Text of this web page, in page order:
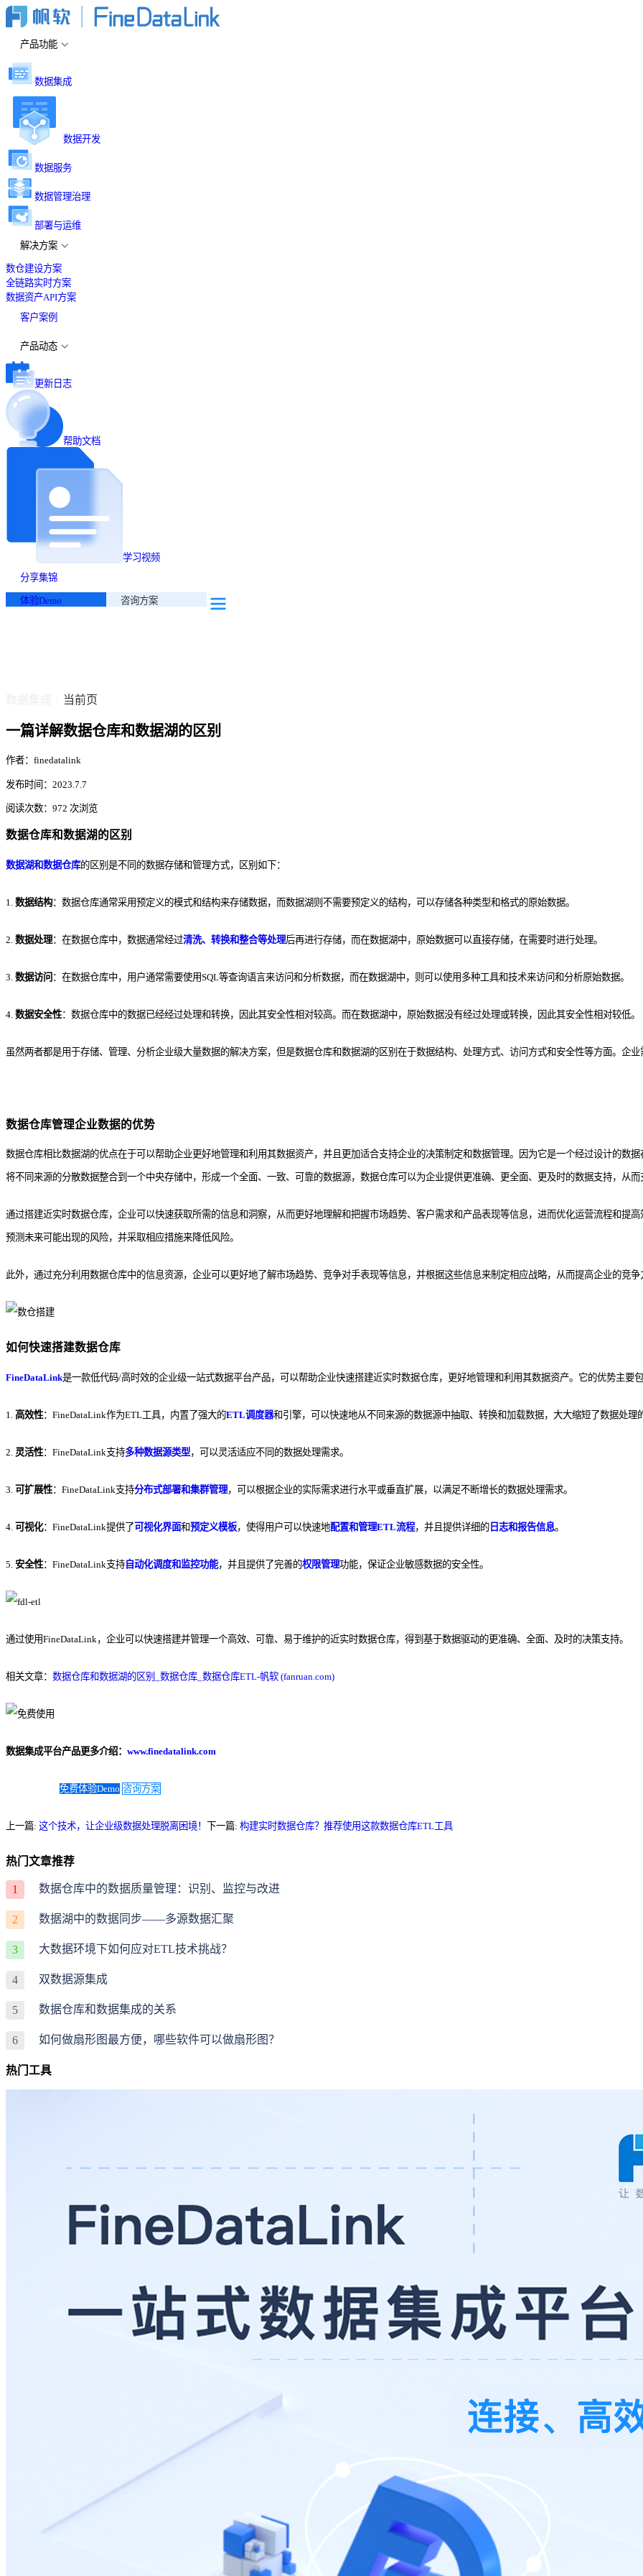
产品功能
数据集成
数据开发
数据服务
数据管理治理
部署与运维
解决方案
数仓建设方案
全链路实时方案
数据资产API方案
客户案例
产品动态
更新日志
帮助文档
学习视频
分享集锦
体验Demo 咨询方案
当前页
一篇详解数据仓库和数据湖的区别
作者：finedatalink
发布时间：2023.7.7
阅读次数：972 次浏览
数据仓库和数据湖的区别
数据湖和数据仓库的区别是不同的数据存储和管理方式，区别如下：
1. 数据结构：数据仓库通常采用预定义的模式和结构来存储数据，而数据湖则不需要预定义的结构，可以存储各种类型和格式的原始数据。
2. 数据处理：在数据仓库中，数据通常经过清洗、转换和整合等处理后再进行存储，而在数据湖中，原始数据可以直接存储，在需要时进行处理。
3. 数据访问 ：在数据仓库中，用户通常需要使用SQL等查询语言来访问和分析数据，而在数据湖中，则可以使用多种工具和技术来访问和分析原始数据。
4. 数据安全性：数据仓库中的数据已经经过处理和转换，因此其安全性相对较高。而在数据湖中，原始数据没有经过处理或转换，因此其安全性相对较低。
虽然两者都是用于存储、管理、分析企业级大量数据的解决方案，但是数据仓库和数据湖的区别在于数据结构、处理方式、访问方式和安全性等方面。企
数据仓库管理企业数据的优势
数据仓库相比数据湖的优点在于可以帮助企业更好地管理和利用其数据资产，并且更加适合支持企业的决策制定和数据管理。因为它是一个经过设计的数
将不同来源的分散数据整合到一个中央存储中， 形成一个全面、一致、可靠的数据源， 数据仓库可以为企业提供更准确、更全面、更及时的数据支持，从
通过搭建近实时数据仓库，企业可以快速获取所需的信息和洞察，从而 更好地理解和把握市场趋势、客户需求和产品表现等信息， 进而优化运营流程和提高
预测未来可能出现的风险，并采取相应措施来降低风险。
此外， 通过充分利用数据仓库中的信息资源，企业可以更好地了解市场趋势、竞争对手表现等信息，并根据这些信息来制定相应战略，从而提高企业的竞争
如何快速搭建数据仓库
FineDataLink是一款低代码/高时效的企业级一站式数据平台产品，可以帮助企业快速搭建近实时数据仓库， 更好地管理和利用其数据资产。 它的优势主要
1. 高效性：FineDataLink作为ETL工具， 内置了强大的ETL调度器和引擎，可以快速地从不同来源的数据源中抽取、转换和加载数据，大大缩短了数据处理
2. 灵活性：FineDataLink支持多种数据源类型，可以灵活适应不同的数据处理需求。
3. 可扩展性：FineDataLink支持分布式部署和集群管理，可以根据企业的实际需求进行水平或垂直扩展，以满足不断增长的数据处理需求。
4. 可视化：FineDataLink提供了 可视化界面和预定义模板，使得用户可以快速地配置和管理ETL流程，并且提供详细的 日志和报告信息。
5. 安全性：FineDataLink支持 自动化调度和监控功能，并且提供了完善的权限管理功能，保证企业敏感数据的安全性。
通过使用FineDataLink，企业可以快速搭建并管理一个高效、可靠、易于维护的近实时数据仓库，得到基于数据驱动的更准确、全面、及时的决策支持。
相关文章： 数据仓库和数据湖的区别_数据仓库_数据仓库ETL-帆软 (fanruan.com)
数据集成平台产品更多介绍： www.finedatalink.com
免费体验Demo 咨询方案
上一篇: 这个技术，让企业级数据处理脱离困境！ 下一篇: 构建实时数据仓库？推荐使用这款数据仓库ETL工具
热门文章推荐
1 数据仓库中的数据质量管理：识别、监控与改进
2 数据湖中的数据同步——多源数据汇聚
3 大数据环境下如何应对ETL技术挑战？
4 双数据源集成
5 数据仓库和数据集成的关系
6 如何做扇形图最方便，哪些软件可以做扇形图？
热门工具